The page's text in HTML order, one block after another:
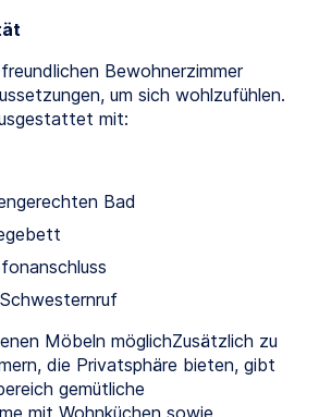
Bewohnerzimmer
um sich wohlzufühlen.
mit:
Bad
Möbeln möglichZusätzlich zu
die Privatsphäre bieten, gibt
gemütliche
mit Wohnküchen sowie